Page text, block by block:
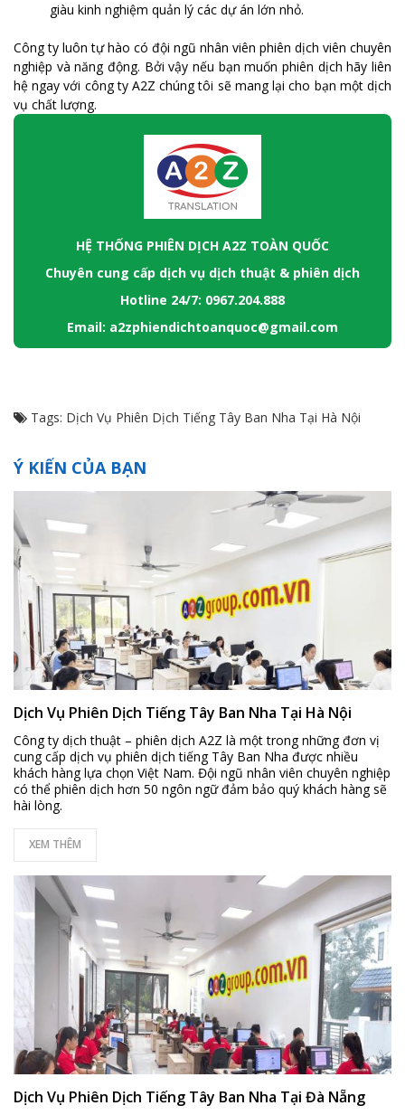
giàu kinh nghiệm quản lý các dự án lớn nhỏ.
Công ty luôn tự hào có đội ngũ nhân viên phiên dịch viên chuyên
nghiệp và năng động. Bởi vậy nếu bạn muốn phiên dịch hãy liên
hệ ngay với công ty A2Z chúng tôi sẽ mang lại cho bạn một dịch
vụ chất lượng.
HỆ THỐNG PHIÊN DỊCH A2Z TOÀN QUỐC
Chuyên cung cấp dịch vụ dịch thuật & phiên dịch
Hotline 24/7: 0967.204.888
Email: a2zphiendichtoanquoc@gmail.com
Tags: Dịch Vụ Phiên Dịch Tiếng Tây Ban Nha Tại Hà Nội
Ý KIẾN CỦA BẠN
Dịch Vụ Phiên Dịch Tiếng Tây Ban Nha Tại Hà Nội
Công ty dịch thuật – phiên dịch A2Z là một trong những đơn vị
cung cấp dịch vụ phiên dịch tiếng Tây Ban Nha được nhiều
khách hàng lựa chọn Việt Nam. Đội ngũ nhân viên chuyên nghiệp
có thể phiên dịch hơn 50 ngôn ngữ đảm bảo quý khách hàng sẽ
hài lòng.
XEM THÊM
Dịch Vụ Phiên Dịch Tiếng Tây Ban Nha Tại Đà Nẵng